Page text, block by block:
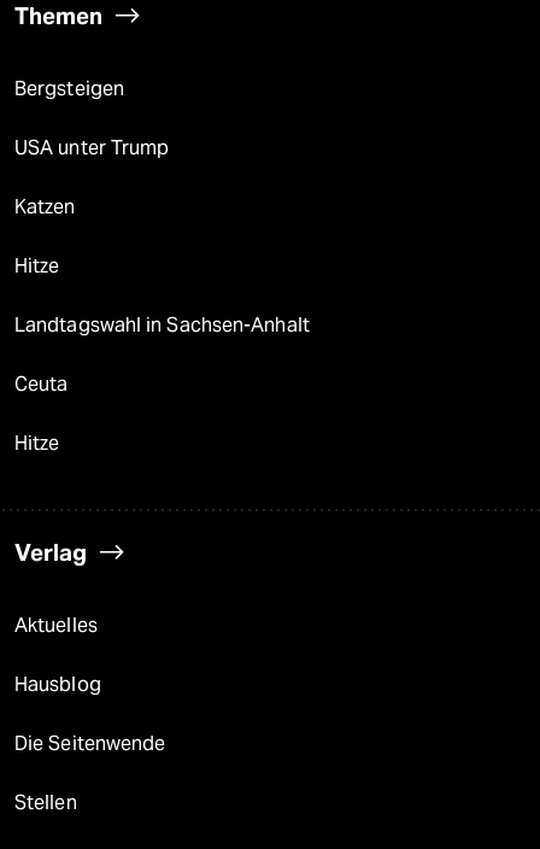
Themen
Bergsteigen
USA unter Trump
Katzen
Hitze
Landtagswahl in Sachsen-Anhalt
Ceuta
Hitze
Verlag
Aktuelles
Hausblog
Die Seitenwende
Stellen